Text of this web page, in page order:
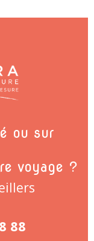
ou sur
voyage ?
88